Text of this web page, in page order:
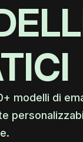
modelli di